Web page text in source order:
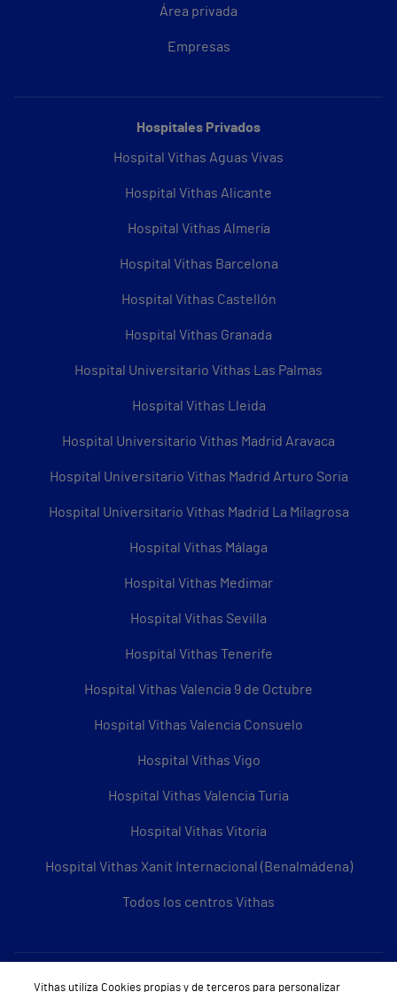
Área privada
Empresas
Hospitales Privados
Hospital Vithas Aguas Vivas
Hospital Vithas Alicante
Hospital Vithas Almería
Hospital Vithas Barcelona
Hospital Vithas Castellón
Hospital Vithas Granada
Hospital Universitario Vithas Las Palmas
Hospital Vithas Lleida
Hospital Universitario Vithas Madrid Aravaca
Hospital Universitario Vithas Madrid Arturo Soria
Hospital Universitario Vithas Madrid La Milagrosa
Hospital Vithas Málaga
Hospital Vithas Medimar
Hospital Vithas Sevilla
Hospital Vithas Tenerife
Hospital Vithas Valencia 9 de Octubre
Hospital Vithas Valencia Consuelo
Hospital Vithas Vigo
Hospital Vithas Valencia Turia
Hospital Vithas Vitoria
Hospital Vithas Xanit Internacional (Benalmádena)
Todos los centros Vithas
Sobre Vithas
Vithas utiliza Cookies propias y de terceros para personalizar